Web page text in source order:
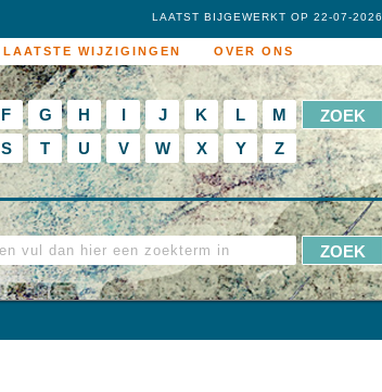
LAATSTE WIJZIGINGEN OVER ONS
LAATST BIJGEWERKT OP 22-07-2026
F G H I J K L
M
S T U V W X Y Z